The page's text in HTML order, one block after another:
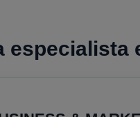
especialista